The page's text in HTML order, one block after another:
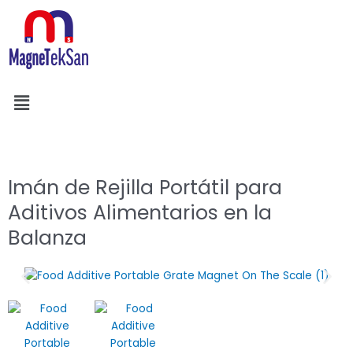
contenido
Menú
Imán de Rejilla Portátil para
Aditivos Alimentarios en la
Balanza